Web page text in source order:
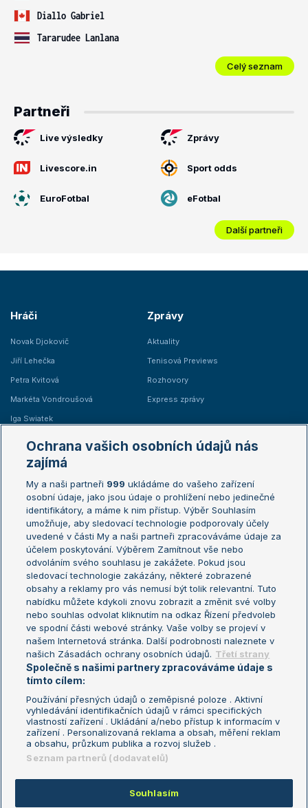
Diallo Gabriel
Tararudee Lanlana
Celý seznam
Partneři
Live výsledky Zprávy
Livescore.in Sport odds
EuroFotbal eFotbal
Další partneři
Hráči
Novak Djokovič
Jiří Lehečka
Petra Kvitová
Markéta Vondroušová
Iga Swiatek
Zprávy
Aktuality
Tenisová Previews
Rozhovory
Express zprávy
Žebříčky
Žebříček ATP (muži)
Žebříček WTA (ženy)
Sázkařský žebříček
Australian Open
French Open
Wimbledon
US Open
Turnaj mistrů
Turnaj mistryň
Aktualní trendy
Fotbalové přestupy
Livesport Daily
LS Prague Open
Podmínky užití
Nastavení soukromí
GDPR a žurnalistika
Reklama
Kontakt
Informace o zpracování osobních
údajů
Ochrana vašich osobních údajů nás
zajímá
My a naši partneři 999 ukládáme do vašeho zařízení
osobní údaje, jako jsou údaje o prohlížení nebo jedinečné
identifikátory, a máme k nim přístup. Výběr Souhlasím
umožňuje, aby sledovací technologie podporovaly účely
uvedené v části My a naši partneři zpracováváme údaje za
účelem poskytování. Výběrem Zamítnout vše nebo
odvoláním svého souhlasu je zakážete. Pokud jsou
sledovací technologie zakázány, některé zobrazené
obsahy a reklamy pro vás nemusí být tolik relevantní. Tuto
nabídku můžete kdykoli znovu zobrazit a změnit své volby
nebo souhlas odvolat kliknutím na odkaz Řízení předvoleb
ve spodní části webové stránky. Vaše volby se projeví v
našem Internetová stránka. Další podrobnosti naleznete v
našich Zásadách ochrany osobních údajů. Třetí strany
Společně s našimi partnery zpracováváme údaje s
tímto cílem:
Používání přesných údajů o zeměpisné poloze . Aktivní
vyhledávání identifikačních údajů v rámci specifických
vlastností zařízení . Ukládání a/nebo přístup k informacím v
zařízení . Personalizovaná reklama a obsah, měření reklam
a obsahu, průzkum publika a rozvoj služeb .
Seznam partnerů (dodavatelů)
Souhlasím